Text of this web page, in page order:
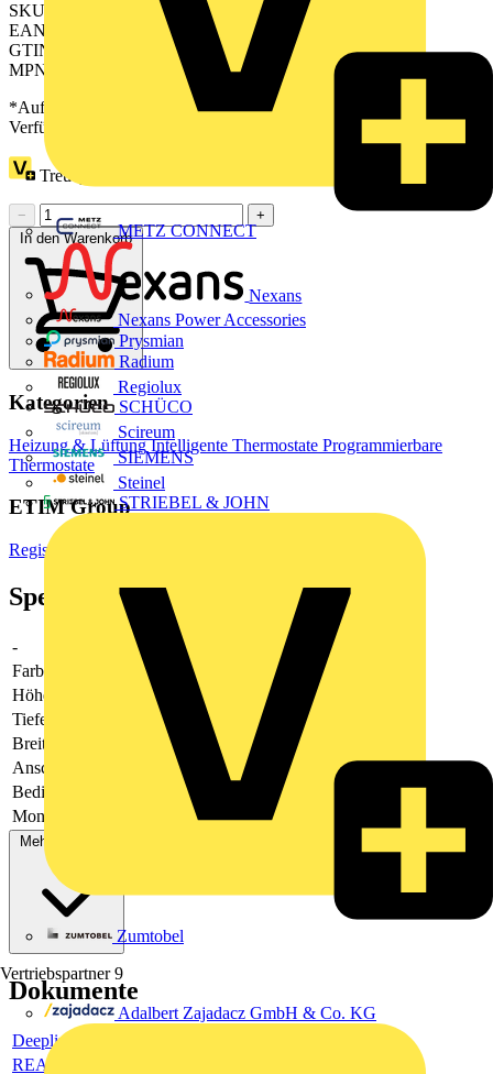
METZ CONNECT
Nexans
Nexans Power Accessories
Prysmian
Radium
Regiolux
SCHÜCO
Scireum
SIEMENS
Steinel
STRIEBEL & JOHN
Zumtobel
Vertriebspartner 9
Adalbert Zajadacz GmbH & Co. KG
SKU: 2CKA001032A0541
EAN: 4011395348185
GTIN: 4011395348185
MPN: 1094 UOR-101
*Auf Anfrage verfügbar - bitte in den Warenkorb legen, um
Verfügbarkeit zu prüfen
Treuepunkte:
−
+
In den Warenkorb
Kategorien
Heizung & LüftungIntelligente Thermostate Programmierbare
Thermostate
ETIM Group
Registrierende und verarbeitende Feldgeräte
Spezifikationen
-
Farbe
Höhe
Tiefe
Breite
Anschluss
Bedienung
Montageart
Mehr anzeigen
Dokumente
Deeplink product page
REACH Declaration (ReachDeclaration)